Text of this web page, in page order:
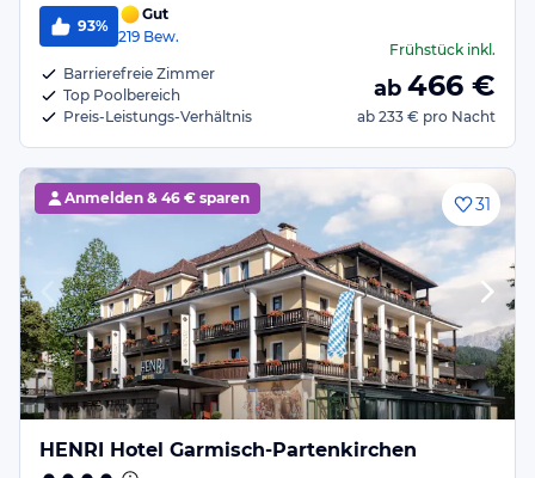
93%
Gut
219 Bew.
Barrierefreie Zimmer
Top Poolbereich
Preis-Leistungs-Verhältnis
Frühstückinkl.
ab 466 €
ab 233 € pro Nacht
Anmelden & 46 € sparen 31
HENRI Hotel Garmisch-Partenkirchen